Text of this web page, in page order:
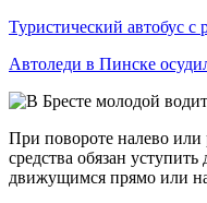
Туристический автобус
Автоледи в Пинске
При повороте налево или
средства обязан
движущимся прямо или